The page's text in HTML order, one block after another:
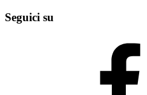
Seguici su